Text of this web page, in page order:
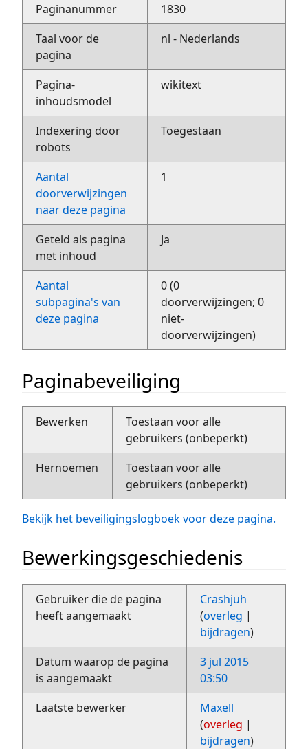
Paginanummer
1830
Taal voor de
pagina
nl - Nederlands
Pagina-
inhoudsmodel
wikitext
Indexering door
robots
Toegestaan
Aantal
doorverwijzingen
naar deze pagina
1
Geteld als pagina
met inhoud
Ja
Aantal
subpagina's van
deze pagina
0 (0
doorverwijzingen; 0
niet-
doorverwijzingen)
Paginabeveiliging
Bewerken
Toestaan voor alle
gebruikers (onbeperkt)
Hernoemen
Toestaan voor alle
gebruikers (onbeperkt)
Bekijk het beveiligingslogboek voor deze pagina.
Bewerkingsgeschiedenis
Gebruiker die de pagina
heeft aangemaakt
Crashjuh
(overleg |
bijdragen)
Datum waarop de pagina
is aangemaakt
3 jul 2015
03:50
Laatste bewerker
Maxell
(overleg |
bijdragen)